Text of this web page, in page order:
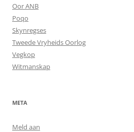
Oor ANB
Poqo
Skynregses
Tweede Vryheids Oorlog
Vegkop
Witmanskap
META
Meld aan